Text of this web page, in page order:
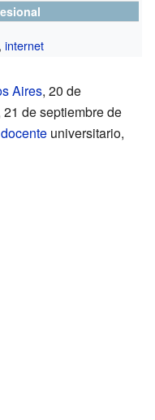
,internet
Aires, 20 de
de septiembre de
docente universitario,